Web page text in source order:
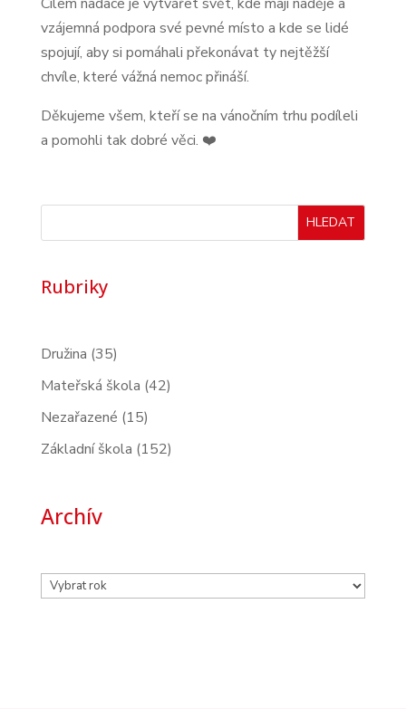
vzájemná podpora své pevné místo a kde se lidé
spojují, aby si pomáhali překonávat ty nejtěžší
chvíle, které vážná nemoc přináší.
Děkujeme všem, kteří se na vánočním trhu podíleli
a pomohli tak dobré věci. ❤️
HLEDAT
Rubriky
Družina (35)
Mateřská škola (42)
Nezařazené (15)
Základní škola (152)
Archív
Archivy